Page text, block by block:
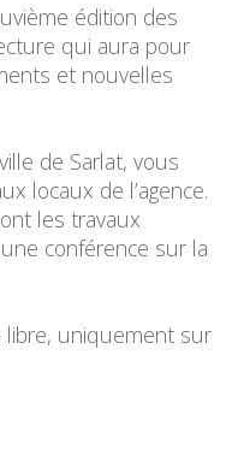
édition des
qui aura pour
et nouvelles
de Sarlat, vous
locaux de l’agence.
les travaux
conférence sur la
libre, uniquement sur